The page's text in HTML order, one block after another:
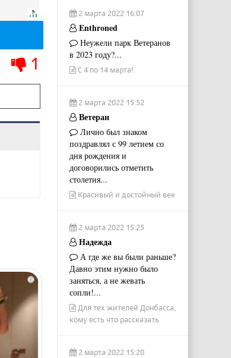
1
i
2 марта 2022 16:07
Enthroned
Неужели парк Ветеранов
в 2023 году?...
С 4 по 14 марта!
2 марта 2022 15:52
Ветеран
Лично был знаком
поздравлял с 99 летием со
дня рождения и
договорились отметить
столетия...
Красивый и достойный век
2 марта 2022 15:25
Надежда
А где же вы были раньше?
Давно этим нужно было
заняться, а не жевать
сопли!...
Для тех жителей Донбасса,
кому есть что рассказать
2 марта 2022 15:20